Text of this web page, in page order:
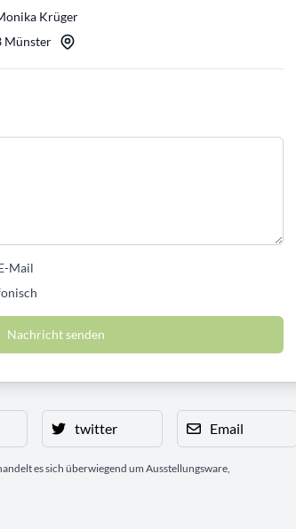
Krüger
Münster
Mail
Nachricht senden
twitter Email
es sich überwiegend um Ausstellungsware,